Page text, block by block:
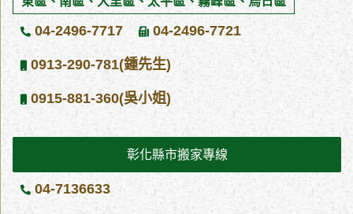
外，更需要客戶的愛戴，可見及第搬家貨運公司相當值得信任。
不分遠近區域及鄉鎮，及第優良搬家公司均有快速到府免費估
至五樓，不論是政府機關、公司、工廠、大小家庭、學生套房搬
家，都歡迎與及第聯絡。 及第優良搬家公司聯絡資訊 電話：0800-
022-555 傳真：04-2496-7721 地址：台中市大里區成功路507號
04-2496-7717 04-2496-7721
0913-290-781(鍾先生)
0915-881-360(吳小姐)
彰化縣市搬家專線
04-7136633